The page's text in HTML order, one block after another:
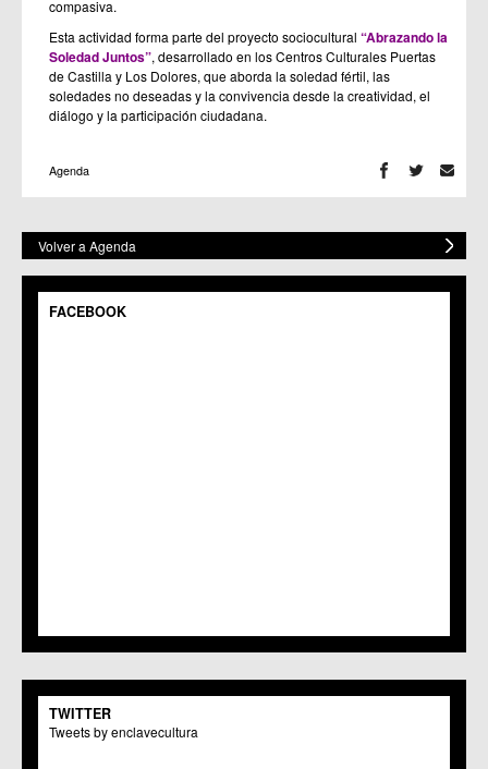
compasiva.
Esta actividad forma parte del proyecto sociocultural “Abrazando la
Soledad Juntos”, desarrollado en los Centros Culturales Puertas
de Castilla y Los Dolores, que aborda la soledad fértil, las
soledades no deseadas y la convivencia desde la creatividad, el
diálogo y la participación ciudadana.
Agenda
Volver a Agenda
FACEBOOK
TWITTER
Tweets by enclavecultura